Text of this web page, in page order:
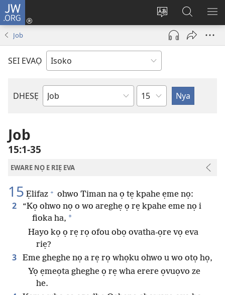
JW.ORG
Nwene
ẹvẹrẹ
Ro
Eva
(opens
window)
Gwọlọ
JW.ORG
Job
SEI EVAỌ
DHESẸ
Ebe
Uzou
Job
15:1-35
EWARE NỌ E RIẸ EVA
15 Ẹlifaz + ohwo Timan na ọ tẹ kpahe ẹme nọ:
2
“Kọ ohwo nọ o wo areghẹ ọ rẹ kpahe eme nọ i
fioka ha, *
Hayo kọ ọ rẹ rọ ofou obọ ovatha-ọre vọ eva
riẹ?
3
Eme gheghe nọ a rẹ rọ whọku ohwo u wo otọ họ,
Yọ ẹmeọta gheghe ọ rẹ wha erere ọvuọvo ze
he.